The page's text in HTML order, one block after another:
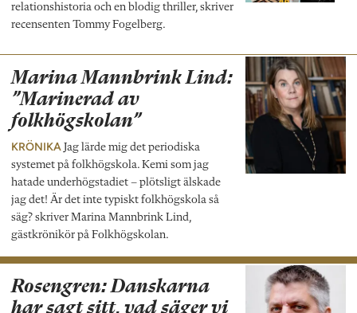
relationshistoria och en blodig thriller, skriver
recensenten Tommy Fogelberg.
Marina Mannbrink Lind:
”Marinerad av
folkhögskolan”
KRÖNIKA Jag lärde mig det periodiska
systemet på folkhögskola. Kemi som jag
hatade underhögstadiet – plötsligt älskade
jag det! Är det inte typiskt folkhögskola så
säg? skriver Marina Mannbrink Lind,
gästkrönikör på Folkhögskolan.
Rosengren: Danskarna
har sagt sitt, vad säger vi